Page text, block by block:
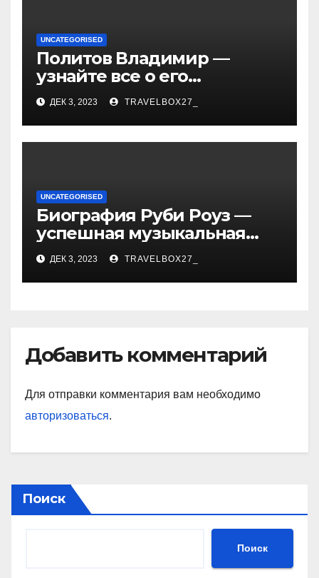
UNCATEGORISED
Политов Владимир —
узнайте все о его
биографии, возрасте и
впечатляющих
достижениях!
ДЕК 3, 2023 TRAVELBOX27_
UNCATEGORISED
Биография Руби Роуз —
успешная музыкальная
карьера, личная жизнь и
знаковые достижения
ДЕК 3, 2023 TRAVELBOX27_
Добавить комментарий
Для отправки комментария вам необходимо
авторизоваться.
Поиск
Поиск